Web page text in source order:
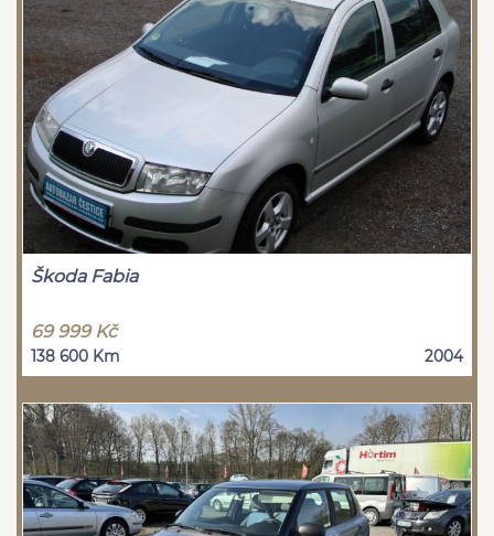
Škoda Fabia
69 999 Kč
138 600 Km 2004